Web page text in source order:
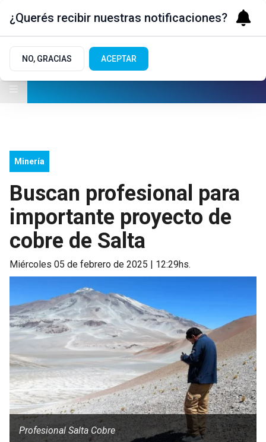
Minería
Buscan profesional para
importante proyecto de
cobre de Salta
miércoles 05 de febrero de 2025 | 12:29hs.
Profesional Salta Cobre
¿Querés recibir nuestras notificaciones?
NO, GRACIAS ACEPTAR